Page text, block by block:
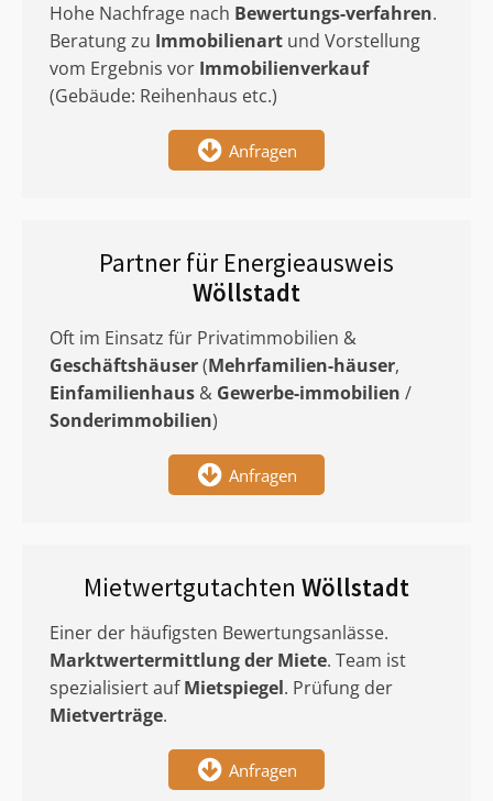
Hohe Nachfrage nach Bewertungs-verfahren.
Beratung zu Immobilienart und Vorstellung
vom Ergebnis vor Immobilienverkauf
(Gebäude: Reihenhaus etc.)
Anfragen
Partner für Energieausweis
Wöllstadt
Oft im Einsatz für Privatimmobilien &
Geschäftshäuser(Mehrfamilien-häuser,
Einfamilienhaus & Gewerbe-immobilien /
Sonderimmobilien)
Anfragen
Mietwertgutachten Wöllstadt
Einer der häufigsten Bewertungsanlässe.
Marktwertermittlungder Miete. Team ist
spezialisiert aufMietspiegel. Prüfung der
Mietverträge.
Anfragen